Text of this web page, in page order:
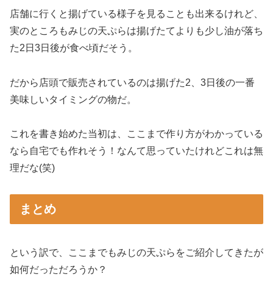
店舗に行くと揚げている様子を見ることも出来るけれど、
実のところもみじの天ぷらは揚げたてよりも少し油が落ち
た2日3日後が食べ頃だそう。
だから店頭で販売されているのは揚げた2、3日後の一番
美味しいタイミングの物だ。
これを書き始めた当初は、ここまで作り方がわかっている
なら自宅でも作れそう！なんて思っていたけれどこれは無
理だな(笑)
まとめ
という訳で、ここまでもみじの天ぷらをご紹介してきたが
如何だっただろうか？